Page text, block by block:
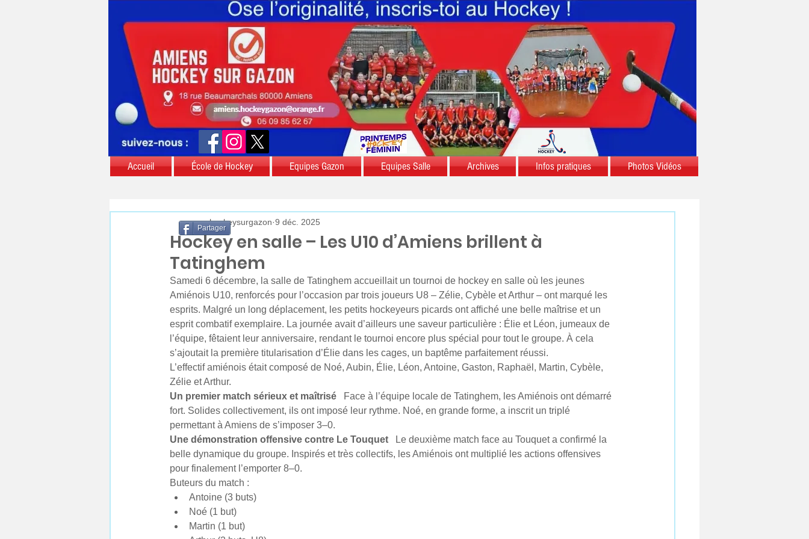
Accueil École de Hockey Equipes Gazon Equipes Salle Archives Infos pratiques Photos Vidéos
Hockey en salle – Les U10 d’Amiens brillent à
Tatinghem
aschockeysurgazon 9 déc. 2025
Samedi 6 décembre, la salle de Tatinghem accueillait un tournoi de hockey en salle où les jeunes
Amiénois U10, renforcés pour l’occasion par trois joueurs U8 – Zélie, Cybèle et Arthur – ont marqué les
esprits. Malgré un long déplacement, les petits hockeyeurs picards ont affiché une belle maîtrise et un
esprit combatif exemplaire. La journée avait d’ailleurs une saveur particulière : Élie et Léon, jumeaux de
l’équipe, fêtaient leur anniversaire, rendant le tournoi encore plus spécial pour tout le groupe. À cela
s’ajoutait la première titularisation d’Élie dans les cages, un baptême parfaitement réussi.
L’effectif amiénois était composé de Noé, Aubin, Élie, Léon, Antoine, Gaston, Raphaël, Martin, Cybèle,
Zélie et Arthur.
Un premier match sérieux et maîtrisé Face à l’équipe locale de Tatinghem, les Amiénois ont démarré
fort. Solides collectivement, ils ont imposé leur rythme. Noé, en grande forme, a inscrit un triplé
permettant à Amiens de s’imposer 3–0.
Une démonstration offensive contre Le Touquet Le deuxième match face au Touquet a confirmé la
belle dynamique du groupe. Inspirés et très collectifs, les Amiénois ont multiplié les actions offensives
pour finalement l’emporter 8–0.
Buteurs du match :
Antoine (3 buts)
Noé (1 but)
Martin (1 but)
Partager